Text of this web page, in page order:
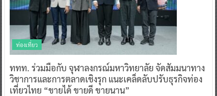
ท่องเที่ยว
ททท. ร่วมมือกับ จุฬาลงกรณ์มหาวิทยาลัย จัดสัมมนาทาง
วิชาการและการตลาดเชิงรุก แนะเคล็ดลับปรับธุรกิจท่อง
เที่ยวไทย “ขายได้ ขายดี ขายนาน”